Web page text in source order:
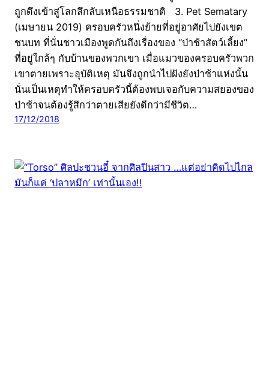
ถูกดึงเข้าสู่โลกลึกลับเหนือธรรมชาติ 3. Pet Sematary
(เมษายน 2019) ครอบครัวหนึ่งย้ายที่อยู่อาศัยไปยังเขต
ชนบท ที่นั่นชาวเมืองพูดกันถึงเรื่องของ “ป่าช้าสัตว์เลี้ยง”
ที่อยู่ใกล้ๆ กับบ้านของพวกเขา เมื่อแมวของครอบครัวพวก
เขาตายเพราะอุบัติเหตุ มันจึงถูกนำไปฝังยังป่าช้าแห่งนั้น
นั่นเป็นเหตุทำให้ครอบครัวนี้ต้องพบเจอกับความสยองของ
ป่าช้าจนต้องรู้สึกว่าตายเสียยังดีกว่ามีชีวิต…
17/12/2018